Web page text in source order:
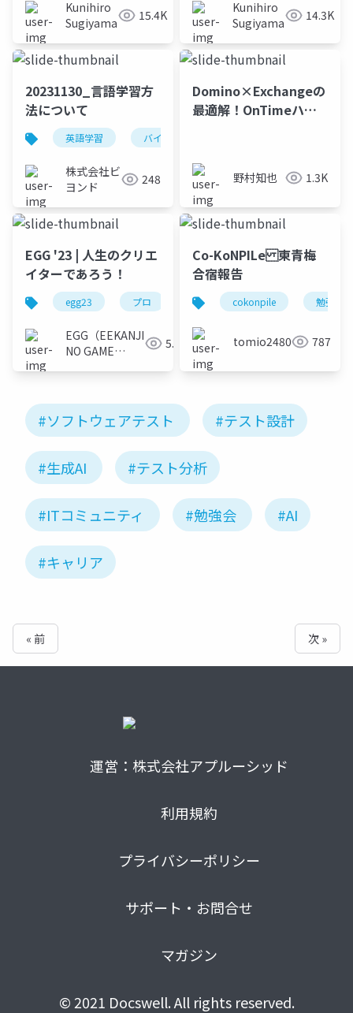
Kunihiro
Sugiyama
15.4K
Kunihiro
Sugiyama
14.3K
20231130_言語学習方
法について
英語学習 バイリンガル
株式会社ビ
ヨンド
248
Domino×Exchangeの
最適解！OnTimeハイ
野村知也 1.3K
EGG '23 | 人生のクリエ
イターであろう！
egg23 プロ
EGG（EEKANJI
NO GAME
5.1K
Co-KoNPILe 東青梅
合宿報告
cokonpile 勉強会
tomio2480 787
#ソフトウェアテスト #テスト設計
#生成AI #テスト分析
#ITコミュニティ #勉強会 #AI
#キャリア
« 前 次 »
運営：株式会社アプルーシッド
利用規約
プライバシーポリシー
サポート・お問合せ
マガジン
© 2021 Docswell. All rights reserved.